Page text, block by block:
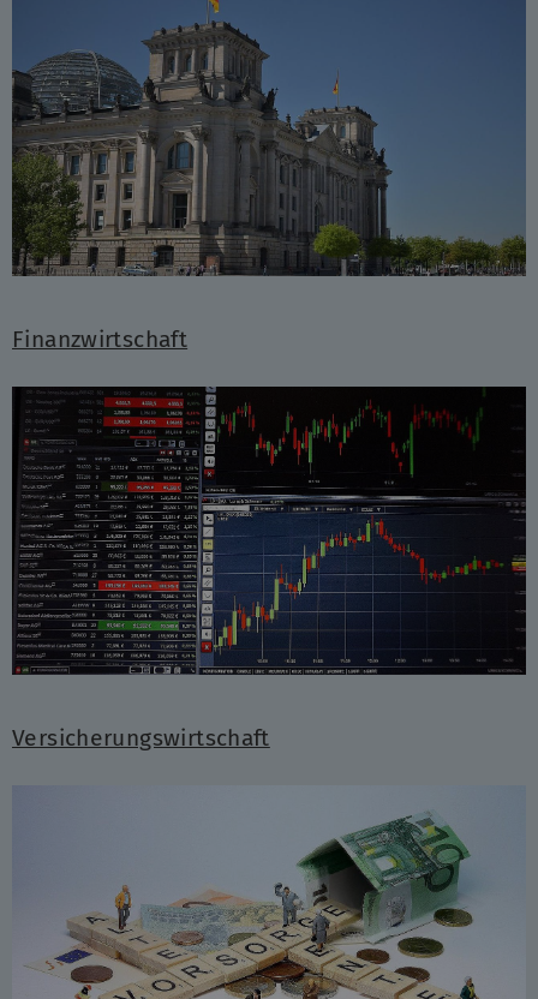
Finanzwirtschaft
Versicherungswirtschaft